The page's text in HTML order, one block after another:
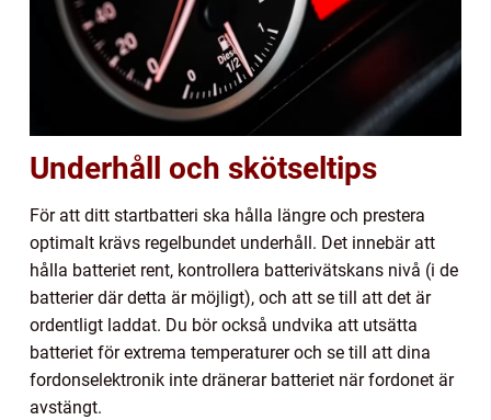
Underhåll och skötseltips
För att ditt startbatteri ska hålla längre och prestera
optimalt krävs regelbundet underhåll. Det innebär att
hålla batteriet rent, kontrollera batterivätskans nivå (i de
batterier där detta är möjligt), och att se till att det är
ordentligt laddat. Du bör också undvika att utsätta
batteriet för extrema temperaturer och se till att dina
fordonselektronik inte dränerar batteriet när fordonet är
avstängt.